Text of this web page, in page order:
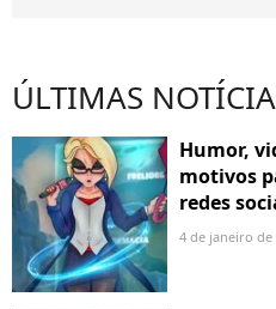
ÚLTIMAS
Humor,
motivos
redes
4 de janeiro de